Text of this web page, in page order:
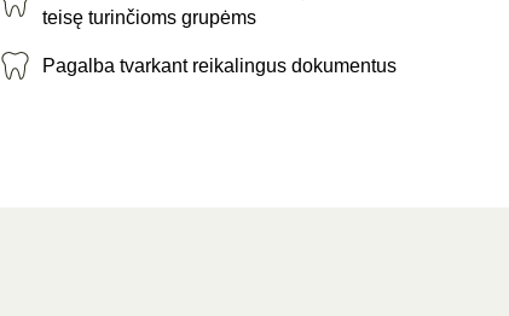
teisę turinčioms grupėms
Pagalba tvarkant reikalingus dokumentus